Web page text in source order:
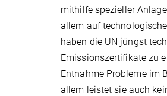
mithilfe spezieller
allem auf
haben die UN jüngst
Emissionszertifikate zu
Entnahme Probleme im
allem leistet sie auch